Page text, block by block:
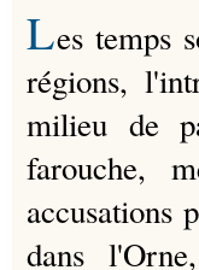
Les temps
régions,
milieu de
farouche,
accusations
dans